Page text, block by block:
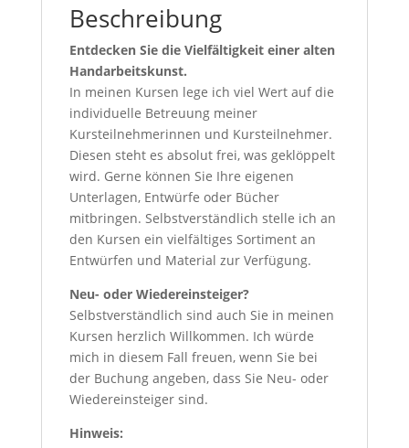
Beschreibung
Entdecken Sie die Vielfältigkeit einer alten
Handarbeitskunst.
In meinen Kursen lege ich viel Wert auf die
individuelle Betreuung meiner
Kursteilnehmerinnen und Kursteilnehmer.
Diesen steht es absolut frei, was geklöppelt
wird. Gerne können Sie Ihre eigenen
Unterlagen, Entwürfe oder Bücher
mitbringen. Selbstverständlich stelle ich an
den Kursen ein vielfältiges Sortiment an
Entwürfen und Material zur Verfügung.
Neu- oder Wiedereinsteiger?
Selbstverständlich sind auch Sie in meinen
Kursen herzlich Willkommen. Ich würde
mich in diesem Fall freuen, wenn Sie bei
der Buchung angeben, dass Sie Neu- oder
Wiedereinsteiger sind.
Hinweis: